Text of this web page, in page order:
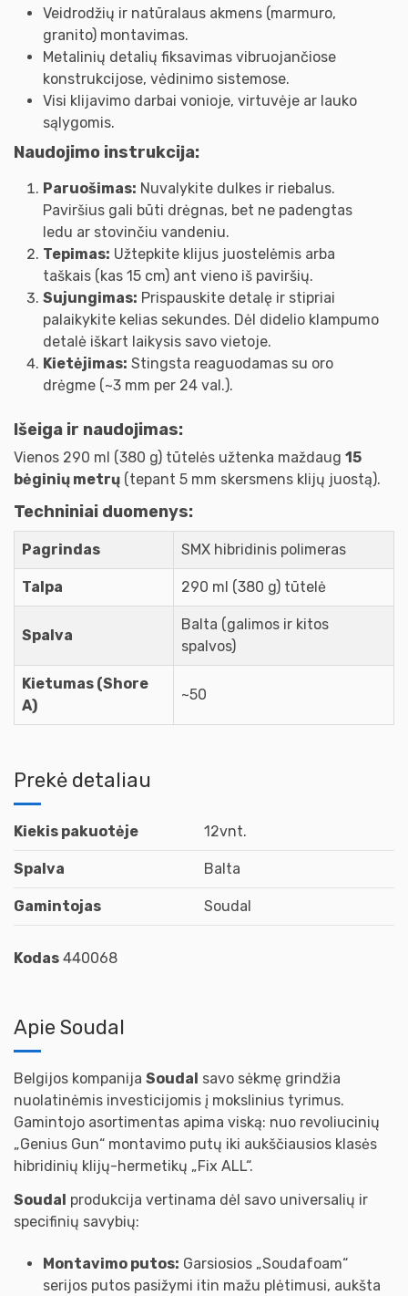
Veidrodžių ir natūralaus akmens (marmuro,
granito) montavimas.
Metalinių detalių fiksavimas vibruojančiose
konstrukcijose, vėdinimo sistemose.
Visi klijavimo darbai vonioje, virtuvėje ar lauko
sąlygomis.
Naudojimo instrukcija:
Paruošimas: Nuvalykite dulkes ir riebalus.
Paviršius gali būti drėgnas, bet ne padengtas
ledu ar stovinčiu vandeniu.
Tepimas: Užtepkite klijus juostelėmis arba
taškais (kas 15 cm) ant vieno iš paviršių.
Sujungimas: Prispauskite detalę ir stipriai
palaikykite kelias sekundes. Dėl didelio klampumo
detalė iškart laikysis savo vietoje.
Kietėjimas: Stingsta reaguodamas su oro
drėgme (~3 mm per 24 val.).
Išeiga ir naudojimas:
Vienos 290 ml (380 g) tūtelės užtenka maždaug 15
bėginių metrų (tepant 5 mm skersmens klijų juostą).
Techniniai duomenys:
Pagrindas SMX hibridinis polimeras
Talpa 290 ml (380 g) tūtelė
Spalva
Balta (galimos ir kitos
spalvos)
Kietumas (Shore
A)
~50
Prekė detaliau
Kiekis pakuotėje 12vnt.
Spalva Balta
Gamintojas Soudal
Kodas 440068
Apie Soudal
Belgijos kompanija Soudal savo sėkmę grindžia
nuolatinėmis investicijomis į mokslinius tyrimus.
Gamintojo asortimentas apima viską: nuo revoliucinių
„Genius Gun“ montavimo putų iki aukščiausios klasės
hibridinių klijų-hermetikų „Fix ALL“.
Soudal produkcija vertinama dėl savo universalių ir
specifinių savybių:
Montavimo putos: Garsiosios „Soudafoam“
serijos putos pasižymi itin mažu plėtimusi, aukšta